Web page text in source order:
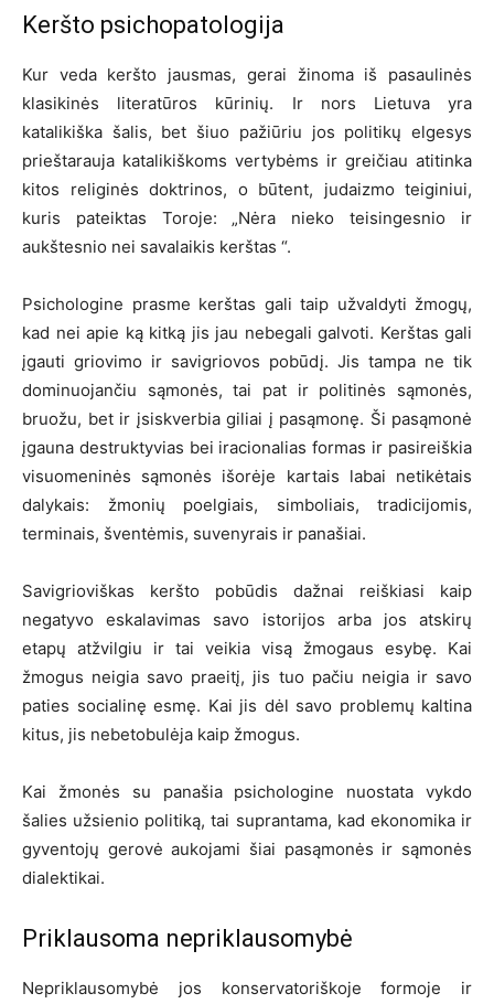
Keršto psichopatologija
Kur veda keršto jausmas, gerai žinoma iš pasaulinės
klasikinės literatūros kūrinių. Ir nors Lietuva yra
katalikiška šalis, bet šiuo pažiūriu jos politikų elgesys
prieštarauja katalikiškoms vertybėms ir greičiau atitinka
kitos religinės doktrinos, o būtent, judaizmo teiginiui,
kuris pateiktas Toroje: „Nėra nieko teisingesnio ir
aukštesnio nei savalaikis kerštas “.
Psichologine prasme kerštas gali taip užvaldyti žmogų,
kad nei apie ką kitką jis jau nebegali galvoti. Kerštas gali
įgauti griovimo ir savigriovos pobūdį. Jis tampa ne tik
dominuojančiu sąmonės, tai pat ir politinės sąmonės,
bruožu, bet ir įsiskverbia giliai į pasąmonę. Ši pasąmonė
įgauna destruktyvias bei iracionalias formas ir pasireiškia
visuomeninės sąmonės išorėje kartais labai netikėtais
dalykais: žmonių poelgiais, simboliais, tradicijomis,
terminais, šventėmis, suvenyrais ir panašiai.
Savigrioviškas keršto pobūdis dažnai reiškiasi kaip
negatyvo eskalavimas savo istorijos arba jos atskirų
etapų atžvilgiu ir tai veikia visą žmogaus esybę. Kai
žmogus neigia savo praeitį, jis tuo pačiu neigia ir savo
paties socialinę esmę. Kai jis dėl savo problemų kaltina
kitus, jis nebetobulėja kaip žmogus.
Kai žmonės su panašia psichologine nuostata vykdo
šalies užsienio politiką, tai suprantama, kad ekonomika ir
gyventojų gerovė aukojami šiai pasąmonės ir sąmonės
dialektikai.
Priklausoma nepriklausomybė
Nepriklausomybė jos konservatoriškoje formoje ir